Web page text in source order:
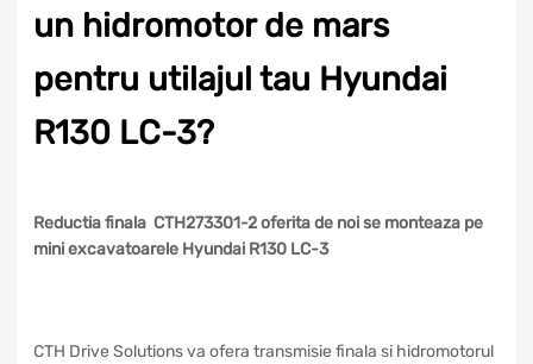
un hidromotor de mars
pentru utilajul tau Hyundai
R130 LC-3?
Reductia finala CTH273301-2 oferita de noi se monteaza pe
mini excavatoarele Hyundai R130 LC-3
CTH Drive Solutions va ofera transmisie finala si hidromotorul